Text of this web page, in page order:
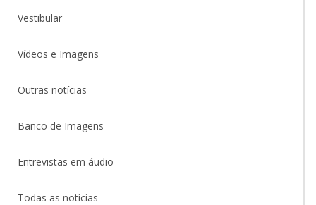
Vestibular
Vídeos e Imagens
Outras notícias
Banco de Imagens
Entrevistas em áudio
Todas as notícias